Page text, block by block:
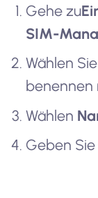
Gehe zu
SIM-
Wählen
benennen
Wählen
Geben